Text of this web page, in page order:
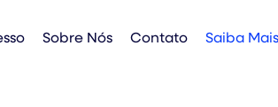
Sobre Nós Contato Saiba Mais